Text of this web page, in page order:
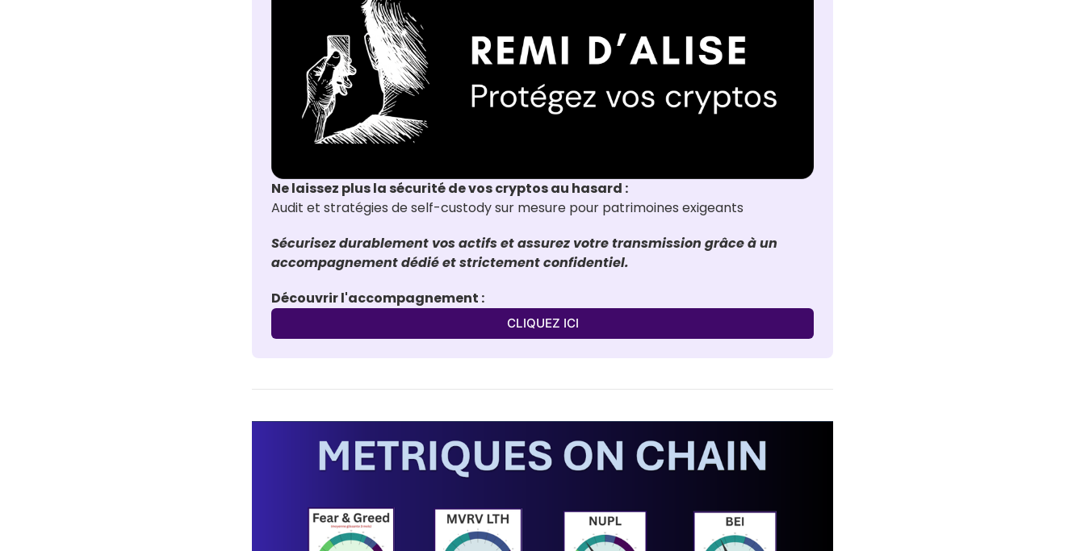
Ne laissez plus la sécurité de vos cryptos au hasard :
Audit et stratégies de self-custody sur mesure pour patrimoines exigeants
Sécurisez durablement vos actifs et assurez votre transmission grâce à un
accompagnement dédié et strictement confidentiel.
Découvrir l'accompagnement :
CLIQUEZ ICI